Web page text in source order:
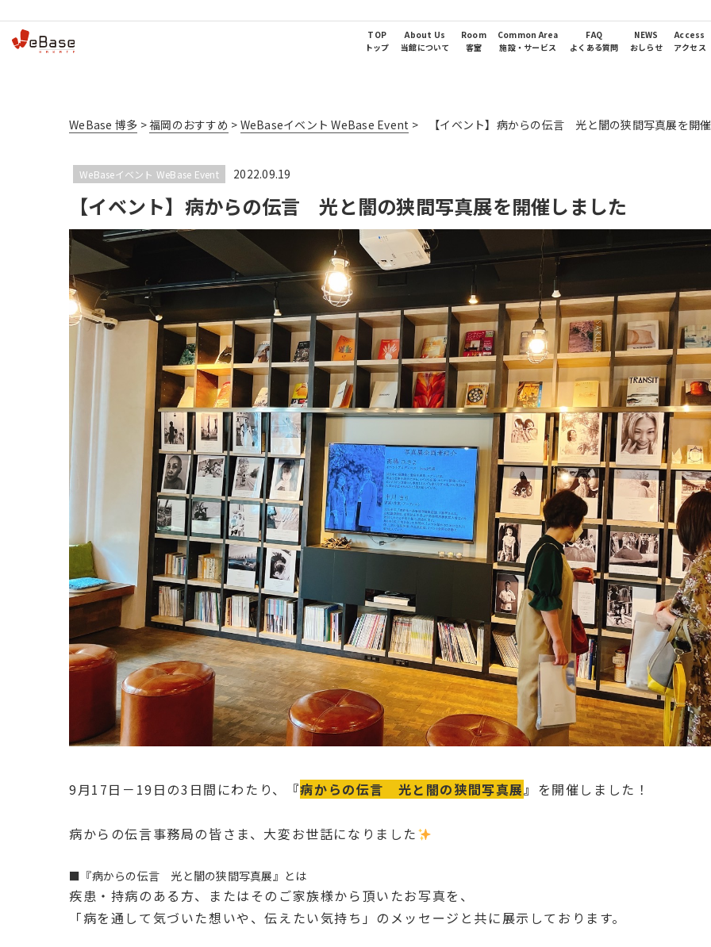
TOP
トップ
About Us
当館について
Room
客室
Common Area
施設・サービス
FAQ
よくある質問
NEWS
おしらせ
Access
アクセス
WeBase 博多 >福岡のおすすめ > WeBaseイベント WeBase Event > 【イベント】病からの伝言 光と闇の狭間写真展を開
WeBaseイベント WeBase Event 2022.09.19
【イベント】病からの伝言 光と闇の狭間写真展を開催しました
9月17日－19日の3日間にわたり、 『病からの伝言 光と闇の狭間写真展』 を開催しました！
病からの伝言事務局の皆さま、大変お世話になりました
■『病からの伝言 光と闇の狭間写真展』とは
疾患・持病のある方、またはそのご家族様から頂いたお写真を、
「病を通して気づいた想いや、伝えたい気持ち」のメッセージと共に展示しております。